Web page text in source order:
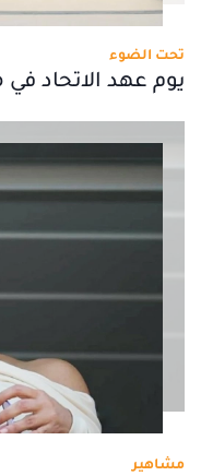
تحت الضوء
يوم عهد الاتحاد
مشاهير